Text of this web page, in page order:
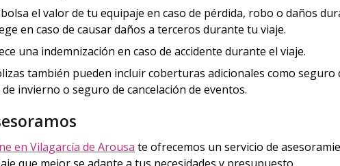
el valor de tu equipaje en caso de pérdida, robo o daños
en caso de causar daños a terceros durante tu viaje.
una indemnización en caso de accidente durante el viaje.
también pueden incluir coberturas adicionales como seguro
invierno o seguro de cancelación de eventos.
en Vilagarcía de Arousa te ofrecemos un servicio de